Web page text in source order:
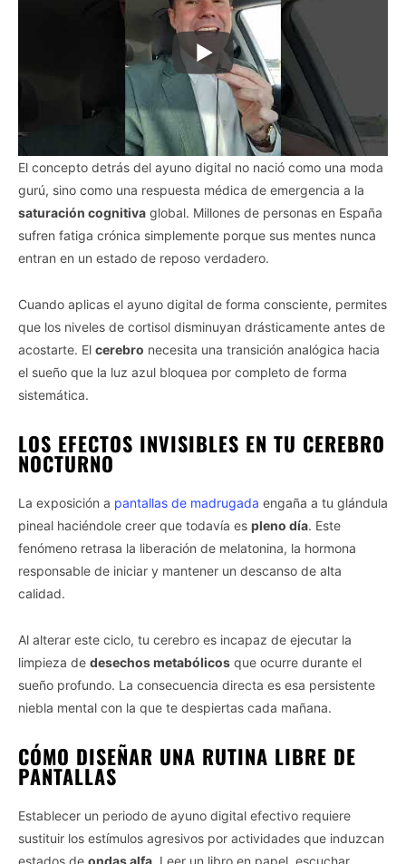
El concepto detrás del ayuno digital no nació como una moda
gurú, sino como una respuesta médica de emergencia a la
saturación cognitiva global. Millones de personas en España
sufren fatiga crónica simplemente porque sus mentes nunca
entran en un estado de reposo verdadero.
Cuando aplicas el ayuno digital de forma consciente, permites
que los niveles de cortisol disminuyan drásticamente antes de
acostarte. El cerebro necesita una transición analógica hacia
el sueño que la luz azul bloquea por completo de forma
sistemática.
LOS EFECTOS INVISIBLES EN TU CEREBRO
NOCTURNO
La exposición a pantallas de madrugada engaña a tu glándula
pineal haciéndole creer que todavía es pleno día. Este
fenómeno retrasa la liberación de melatonina, la hormona
responsable de iniciar y mantener un descanso de alta
calidad.
Al alterar este ciclo, tu cerebro es incapaz de ejecutar la
limpieza de desechos metabólicos que ocurre durante el
sueño profundo. La consecuencia directa es esa persistente
niebla mental con la que te despiertas cada mañana.
CÓMO DISEÑAR UNA RUTINA LIBRE DE
PANTALLAS
Establecer un periodo de ayuno digital efectivo requiere
sustituir los estímulos agresivos por actividades que induzcan